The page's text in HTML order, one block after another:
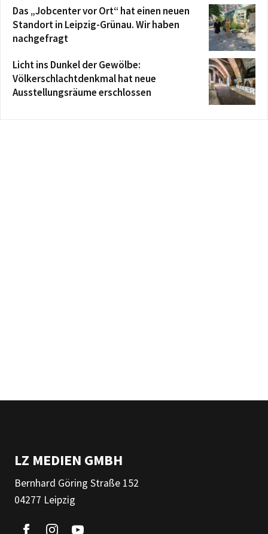
Das „Jobcenter vor Ort“ hat einen neuen
Standort in Leipzig-Grünau. Wir haben
nachgefragt
Licht ins Dunkel der Gewölbe:
Völkerschlachtdenkmal hat neue
Ausstellungsräume erschlossen
LZ MEDIEN GMBH
Bernhard Göring Straße 152
04277 Leipzig